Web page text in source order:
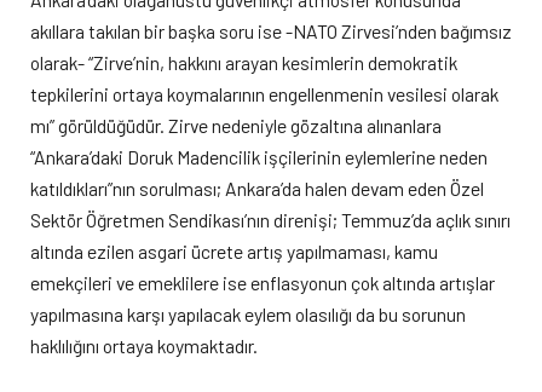
akıllara takılan bir başka soru ise -NATO Zirvesi’nden bağımsız
olarak- “Zirve’nin, hakkını arayan kesimlerin demokratik
tepkilerini ortaya koymalarının engellenmenin vesilesi olarak
mı” görüldüğüdür. Zirve nedeniyle gözaltına alınanlara
“Ankara’daki Doruk Madencilik işçilerinin eylemlerine neden
katıldıkları”nın sorulması; Ankara’da halen devam eden Özel
Sektör Öğretmen Sendikası’nın direnişi; Temmuz’da açlık sınırı
altında ezilen asgari ücrete artış yapılmaması, kamu
emekçileri ve emeklilere ise enflasyonun çok altında artışlar
yapılmasına karşı yapılacak eylem olasılığı da bu sorunun
haklılığını ortaya koymaktadır.